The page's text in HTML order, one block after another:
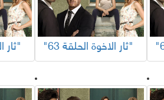
"ثار الاخوة الحلقة 63" "ثار الاخوة الحلقة 62"